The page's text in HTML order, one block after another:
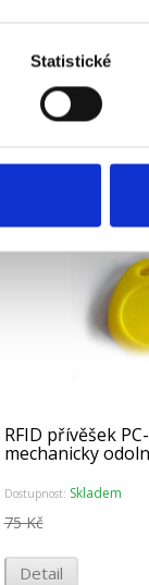
Statistické
Dostupnost: Skladem
RFID přívěšek
mechanicky
Dostupnost: Skladem
75 Kč
Detail